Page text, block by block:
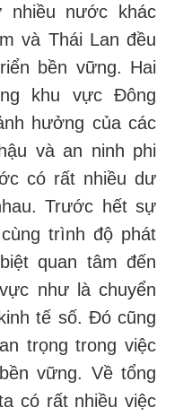
nhiều nước khác
và Thái Lan đều
bền vững. Hai
khu vực Đông
hưởng của các
và an ninh phi
có rất nhiều dư
Trước hết sự
trình độ phát
quan tâm đến
như là chuyển
tế số. Đó cũng
trọng trong việc
vững. Về tổng
có rất nhiều việc